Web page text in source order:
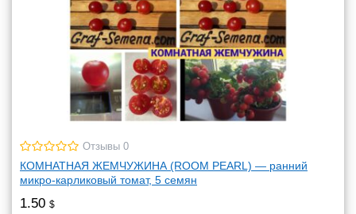
Отзывы 0
КОМНАТНАЯ ЖЕМЧУЖИНА (ROOM PEARL) — ранний
микро-карликовый томат, 5 семян
1.50 $